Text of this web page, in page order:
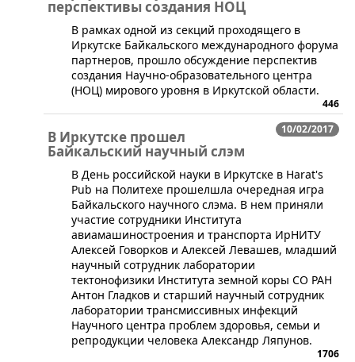
перспективы создания НОЦ
В рамках одной из секций проходящего в
Иркутске Байкальского международного форума
партнеров, прошло обсуждение перспектив
создания Научно-образовательного центра
(НОЦ) мирового уровня в Иркутской области.
446
10/02/2017
В Иркутске прошел
Байкальский научный слэм
​В День российской науки в Иркутске в Harat's
Pub на Политехе прошелшла очередная игра
Байкальского научного слэма. В нем приняли
участие сотрудники Института
авиамашиностроения и транспорта ИрНИТУ
Алексей Говорков и Алексей Левашев, младший
научный сотрудник лаборатории
тектонофизики Института земной коры СО РАН
Антон Гладков и старший научный сотрудник
лаборатории трансмиссивных инфекций
Научного центра проблем здоровья, семьи и
репродукции человека Александр Ляпунов.
1706